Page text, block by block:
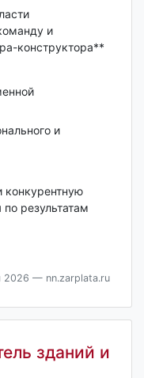
и
конструктора**
и
конкурентную
результатам
2026 — nn.zarplata.ru
зданий и